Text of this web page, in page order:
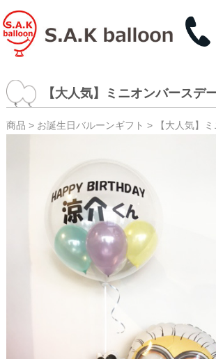
トップページ
【大人気】ミニオンバースデ
商品 > お誕生日バルーンギフト > 【大人気】